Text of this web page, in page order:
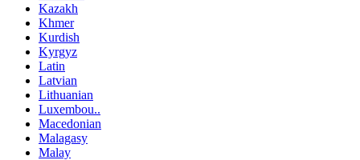
Kazakh
Khmer
Kurdish
Kyrgyz
Latin
Latvian
Lithuanian
Luxembou..
Macedonian
Malagasy
Malay